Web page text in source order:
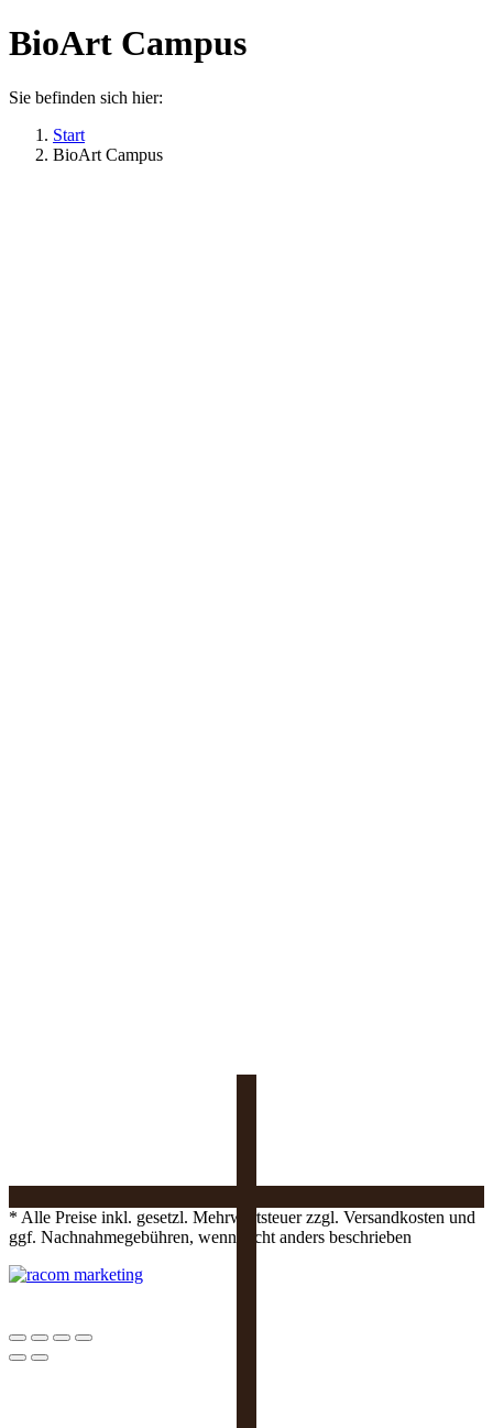
BioArt Campus
Sie befinden sich hier:
Start
BioArt Campus
* Alle Preise inkl. gesetzl. Mehrwertsteuer zzgl. Versandkosten und
ggf. Nachnahmegebühren, wenn nicht anders beschrieben